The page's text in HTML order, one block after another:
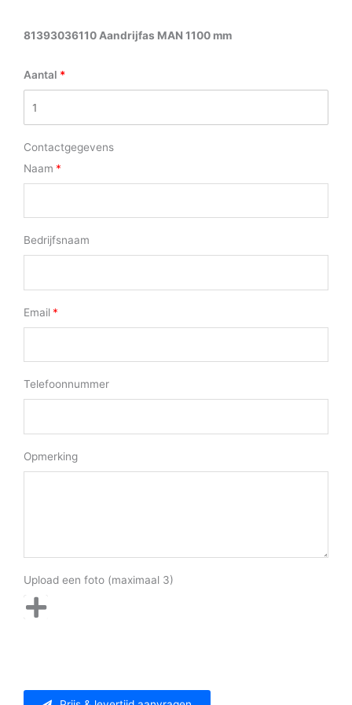
81393036110 Aandrijfas MAN 1100 mm
Aantal
Contactgegevens
Naam
Bedrijfsnaam
Email
Telefoonnummer
Opmerking
Upload een foto (maximaal 3)